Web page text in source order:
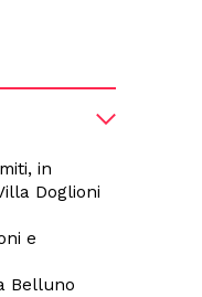
in
Doglioni
e
Belluno